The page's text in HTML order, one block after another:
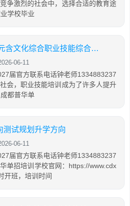
争激烈的社会中，选择合适的教育途
学校毕业
普华单招普通班9800元含文化综合职业技能综合培训
06-11
届官方联系电话钟老师1334883237
会，职业技能培训成为了许多人提升
都普华单
测试规划升学方向
06-11
届官方联系电话钟老师1334883237
单招培训学校官网：https://www.cdx
开班，培训时间